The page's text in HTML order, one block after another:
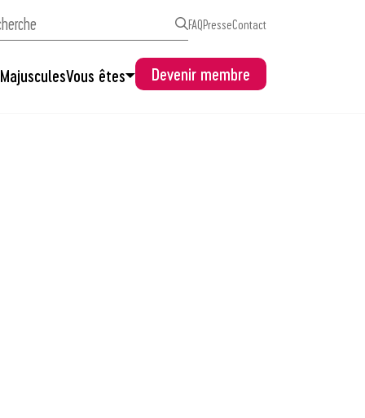
MajusculesVous êtes Devenir membre
FAQPresseContact